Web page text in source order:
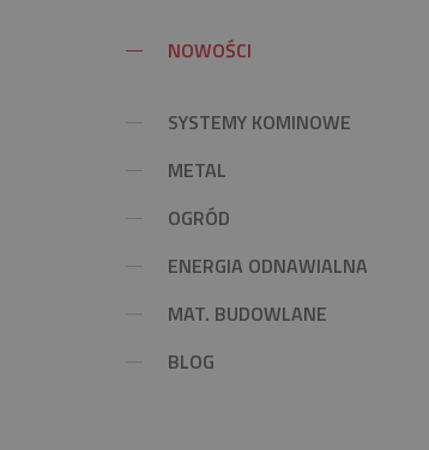
NOWOŚCI
SYSTEMY KOMINOWE
METAL
OGRÓD
ENERGIA ODNAWIALNA
MAT. BUDOWLANE
BLOG